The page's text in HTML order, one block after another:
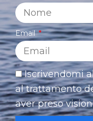
Email
Iscrivendomi
al trattamento
aver preso